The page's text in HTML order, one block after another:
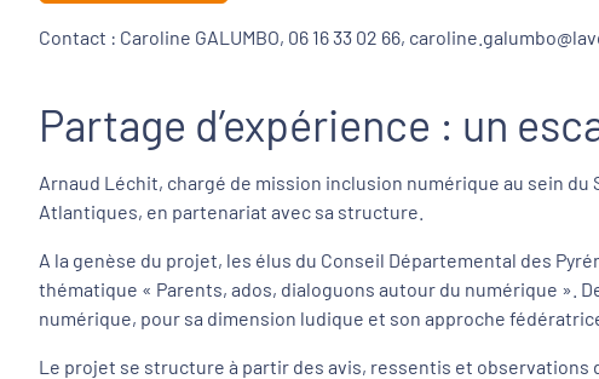
Contact : Caroline GALUMBO, 06 16 33 02 66,
Partage d’expérience : un
Arnaud Léchit, chargé de mission inclusion numérique au sein du
Atlantiques, en partenariat avec sa structure.
A la genèse du projet, les élus du Conseil Départemental des
thématique « Parents, ados, dialoguons autour du numérique ».
numérique, pour sa dimension ludique et son approche
Le projet se structure à partir des avis, ressentis et observations